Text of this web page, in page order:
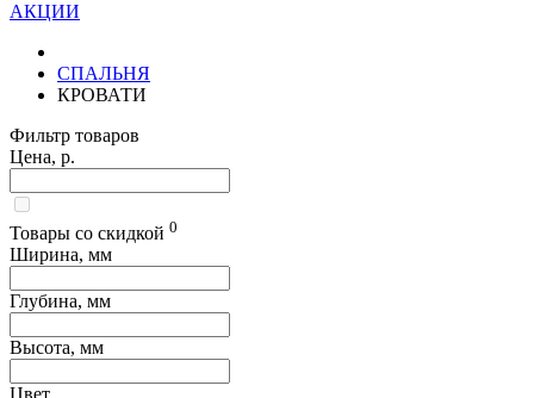
АКЦИИ
СПАЛЬНЯ
КРОВАТИ
Фильтр товаров
Цена, р.
Товары со скидкой 0
Ширина, мм
Глубина, мм
Высота, мм
Цвет